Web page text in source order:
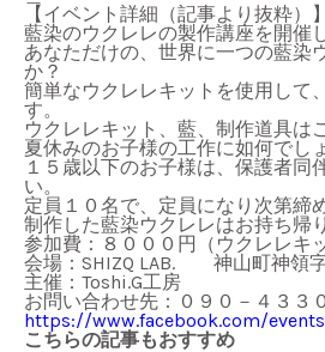
【イベント詳細（記事より抜粋）】
藍染のウクレレの製作講座を開催
あなただけの、世界に一つの藍染
か？
簡単なウクレレキットを使用して
す。
ウクレレキット、藍、制作道具は
夏休みのお子様の工作に如何でし
１５歳以下のお子様は、保護者同
い。
定員１０名で、定員になり次第締
制作した藍染ウクレレはお持ち帰
参加費：８０００円（ウクレレキ
会場：SHIZQ LAB. 神山町神領
主催：Toshi.G工房
お問い合わせ先：０９０－４３３
https://www.facebook.com/
こちらの記事もおすすめ